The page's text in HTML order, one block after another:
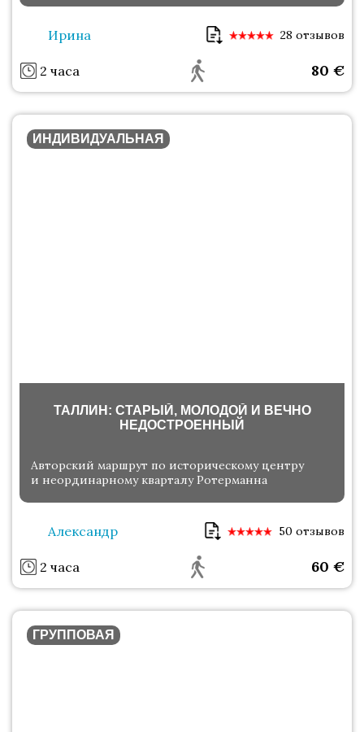
Ирина 28 отзывов
2 часа 80 €
ИНДИВИДУАЛЬНАЯ
ТАЛЛИН: СТАРЫЙ, МОЛОДОЙ И ВЕЧНО
НЕДОСТРОЕННЫЙ
Авторский маршрут по историческому центру
и неординарному кварталу Ротерманна
Александр 50 отзывов
2 часа 60 €
ГРУППОВАЯ